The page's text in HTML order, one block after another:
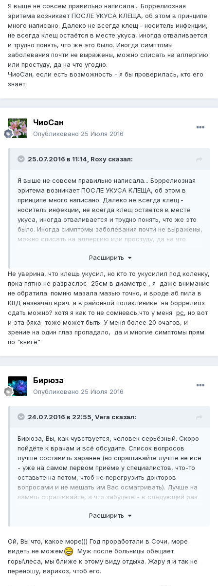
Я выше не совсем правильно написала... Боррелиозная
эритема возникает ПОСЛЕ УКУСА КЛЕЩА, об этом в принципе
много написано. Далеко не всегда клещ - носитель инфекции,
не всегда клещ остаётся в месте укуса, иногда отваливается
и трудно понять, что же это было. Иногда симптомы
заболевания почти не выражены, можно списать на аллергию
или простуду, да на что угодно.
ЧиоСан, если есть возможность - я бы проверилась, кто его
знает.
ЧиоСан
Опубликовано 25 Июля 2016
25.07.2016 в 11:14, Roxy сказал:
Я выше не совсем правильно написала... Боррелиозная
эритема возникает ПОСЛЕ УКУСА КЛЕЩА, об этом в
принципе много написано. Далеко не всегда клещ -
носитель инфекции, не всегда клещ остаётся в месте
укуса, иногда отваливается и трудно понять, что же это
было. Иногда симптомы заболевания почти не выражены,
можно списать на аллергию или простуду, да на что
ЧиоСан, если есть возможность - я бы проверилась, кто
Расширить
Не уверина, что клещь укусил, но кто то укусилил под коленку,
пока пятно не разраслос 25см в диаметре , я даже внимание
не обратила. помню мазала мазью точно, и вроде аб пила в
КВД назначал врач. а в районной поликлинике на боррелиоз
сдать можно? хотя я как то не сомневсь,что у меня рс, но вот
и эта бяка тоже может быть. У меня более 20 очагов, и
зрение на один глаз пропадало, да и многие симптомы прям
по "книге"
Бирюза
Опубликовано 25 Июля 2016
24.07.2016 в 22:55, Vera сказал:
Бирюза, Вы, как чувствуется, человек серьёзный. Скоро
пойдёте к врачам и всё обсудите. Список вопросов
лучше составить заранее (но спрашивайте лучше не всё
- уже на самом первом приёме у специалистов, что-то
оставьте на потом, чтоб не перегрузить докторов
вопросами и не мешать им Вас осматривать). Лучше на
память спрашивайте, а что забудете - в следующий раз
осмотрели (а не вопросы, т.к. очень многое можно
Что бы у Вас ни оказалось - боррелиоз,РСили что-то
ещё - напишите пожалуйста когда узнаете точно.
Наличие боррелиоза кстати не очень мешает развиться
Расширить
Ой, Вы что, какое море))) Год проработали в Сочи, море
видеть не можем
Муж после больницы обещает
горы\леса, мы ближе к этому виду отдыха. Жару я и так не
переношу, варикоз, чтоб его.